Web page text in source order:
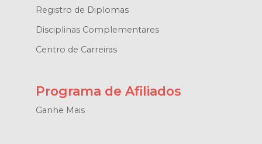
Registro de Diplomas
Disciplinas Complementares
Centro de Carreiras
Programa de Afiliados
Ganhe Mais